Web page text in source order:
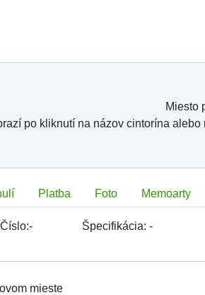
Miesto
po kliknutí na názov cintorína
Platba Foto Memoarty
Číslo:- Špecifikácia:-
mieste